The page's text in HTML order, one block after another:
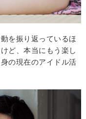
を振り返っているほ
ど、本当にもう楽し
の現在のアイドル活